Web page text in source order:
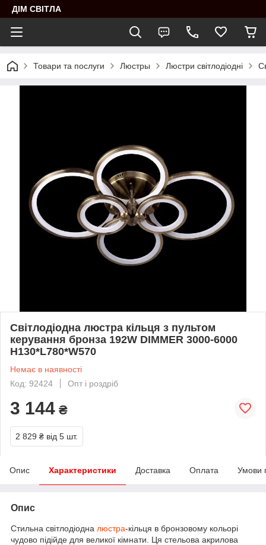
ДІМ СВІТЛА
Товари та послуги Люстры Люстри світлодіодні
Світлодіодна люстра кільця з пультом
керування бронза 192W DIMMER 3000-6000
H130*L780*W570
Немає в наявності
Код: 92424
Опт і роздріб
3 144 ₴
2 829 ₴ від 5 шт.
Опис Характеристики Доставка Оплата Умови
Опис
Стильна світлодіодна люстра-кільця в бронзовому кольорі
чудово підійде для великої кімнати. Ця стельова акрилова